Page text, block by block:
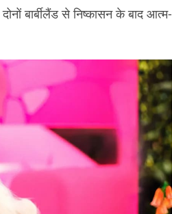
बार्बीलैंड से निष्कासन के बाद आत्म-